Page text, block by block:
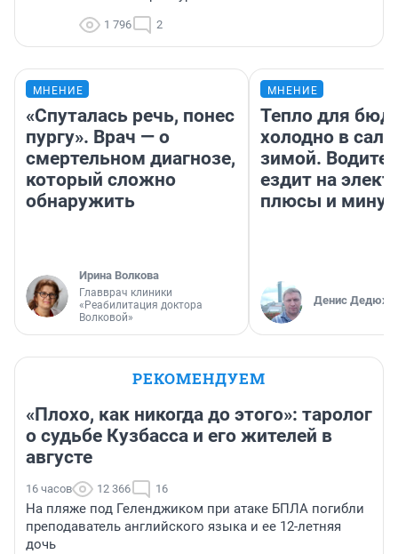
1 796 2
МНЕНИЕ
«Спуталась речь, понес
пургу». Врач — о
смертельном диагнозе,
который сложно
обнаружить
Ирина Волкова
Главврач клиники
«Реабилитация доктора
Волковой»
МНЕНИЕ
Тепло для
холодно в
зимой.
ездит на
плюсы и
Денис
РЕКОМЕНДУЕМ
«Плохо, как никогда до этого»: таролог
о судьбе Кузбасса и его жителей в
августе
16 часов 12 366 16
На пляже под Геленджиком при атаке БПЛА погибли
преподаватель английского языка и ее 12-летняя
дочь